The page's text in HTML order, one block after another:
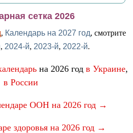
сетка 2026
, Календарь на 2027 год, смотрите
, 2024-й, 2023-й, 2022-й.
на 2026 год в Украине,
в России
ООН на 2026 год →
здоровья на 2026 год →